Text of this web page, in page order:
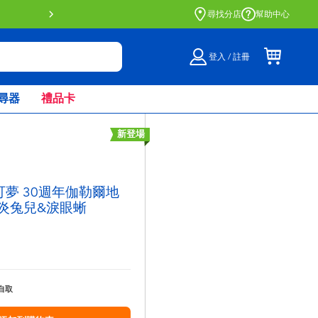
門店自取服務 網上購買並在店內
尋找分店 幫助中心
登入 / 註冊
器 禮品卡
新登場
夢 30週年伽勒爾地
兔兒&淚眼蜥
取